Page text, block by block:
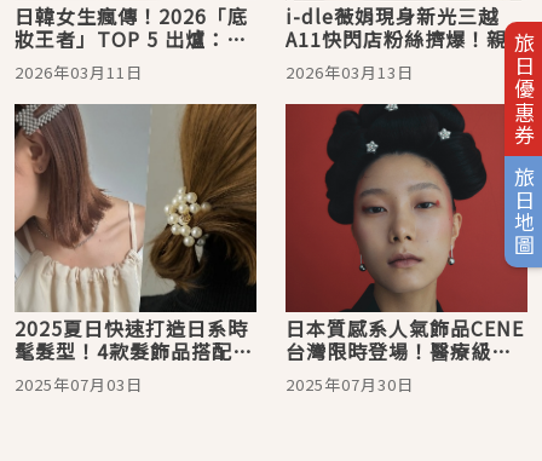
旅日優惠券
旅日地圖
日韓女生瘋傳！2026「底
妝王者」TOP 5 出爐：從
DECORTE黛珂的微霧光，
到SUQQU 水光膜、NARS
柔焦控場，專業化妝師也
收藏！
2026年03月11日
i-dle薇娟現身新光三越
A11快閃店粉絲擠爆！親揭
女團級持色底妝秘密
2026年03月13日
2025夏日快速打造日系時
髦髮型！4款髮飾品搭配指
南推薦
2025年07月03日
日本質感系人氣飾品CENE
台灣限時登場！醫療級不
鏽鋼材打造敏感肌也能輕
鬆駕馭美麗心機
2025年07月30日